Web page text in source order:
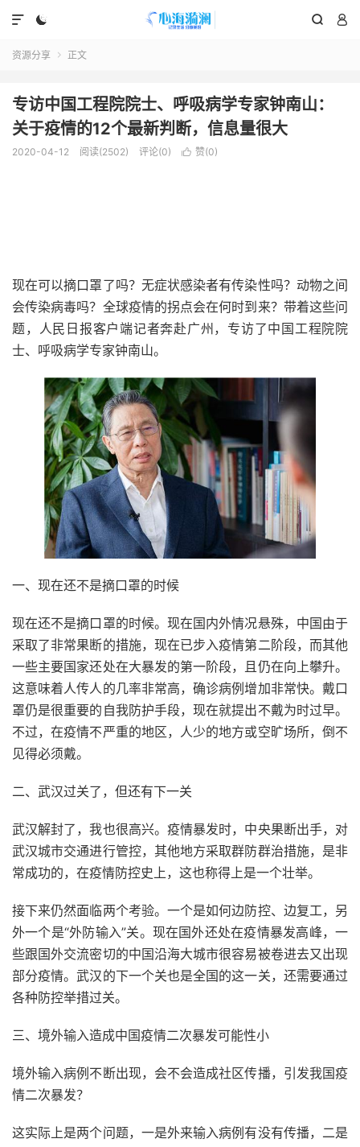
  

资源分享  正文
专访中国工程院院士、呼吸病学专家钟南山：
关于疫情的12个最新判断，信息量很大
2020-04-12 阅读(2502) 评论(0)  赞(0)
现在可以摘口罩了吗？无症状感染者有传染性吗？动物之间
会传染病毒吗？全球疫情的拐点会在何时到来？带着这些问
题，人民日报客户端记者奔赴广州，专访了中国工程院院
士、呼吸病学专家钟南山。
一、现在还不是摘口罩的时候
现在还不是摘口罩的时候。现在国内外情况悬殊，中国由于
采取了非常果断的措施，现在已步入疫情第二阶段，而其他
一些主要国家还处在大暴发的第一阶段，且仍在向上攀升。
这意味着人传人的几率非常高，确诊病例增加非常快。戴口
罩仍是很重要的自我防护手段，现在就提出不戴为时过早。
不过，在疫情不严重的地区，人少的地方或空旷场所，倒不
见得必须戴。
二、武汉过关了，但还有下一关
武汉解封了，我也很高兴。疫情暴发时，中央果断出手，对
武汉城市交通进行管控，其他地方采取群防群治措施，是非
常成功的，在疫情防控史上，这也称得上是一个壮举。
接下来仍然面临两个考验。一个是如何边防控、边复工，另
外一个是“外防输入”关。现在国外还处在疫情暴发高峰，一
些跟国外交流密切的中国沿海大城市很容易被卷进去又出现
部分疫情。武汉的下一个关也是全国的这一关，还需要通过
各种防控举措过关。
三、境外输入造成中国疫情二次暴发可能性小
境外输入病例不断出现，会不会造成社区传播，引发我国疫
情二次暴发？
这实际上是两个问题，一是外来输入病例有没有传播，二是